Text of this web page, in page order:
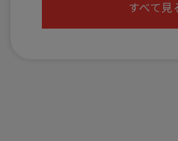
すべて見